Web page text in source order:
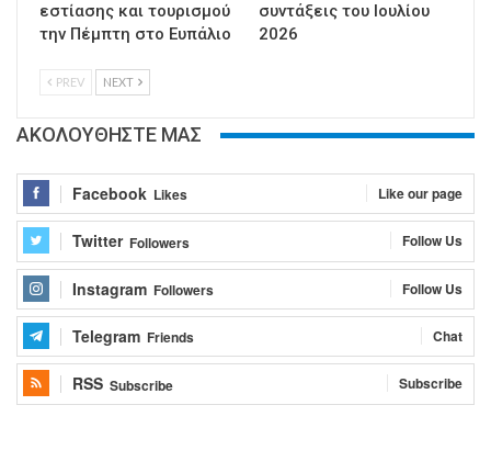
εστίασης και τουρισμού
την Πέμπτη στο Ευπάλιο
συντάξεις του Ιουλίου
2026
PREV NEXT
ΑΚΟΛΟΥΘΗΣΤΕ ΜΑΣ
Facebook Likes Like our page
Twitter Followers Follow Us
Instagram Followers Follow Us
Telegram Friends Chat
RSS Subscribe Subscribe